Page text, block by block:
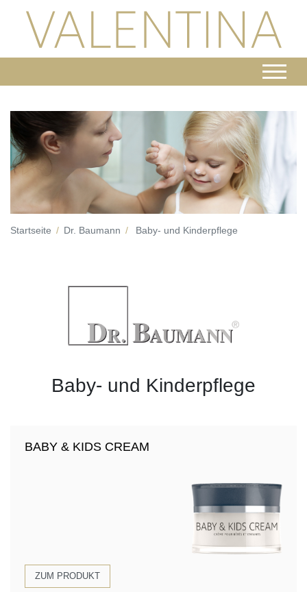
Startseite Dr. Baumann Baby- und Kinderpflege
Baby- und Kinderpflege
BABY & KIDS CREAM
ZUM PRODUKT